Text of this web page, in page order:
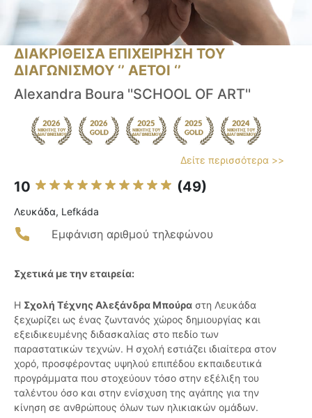
ΔΙΑΚΡΙΘΕΙΣΑ ΕΠΙΧΕΙΡΗΣΗ ΤΟΥ
ΔΙΑΓΩΝΙΣΜΟΥ ‘’ ΑΕΤΟΙ ‘’
Alexandra Boura ''SCHOOL OF ART''
Δείτε περισσότερα >>
10 (49)
Λευκάδα, Lefkáda
Εμφάνιση αριθμού τηλεφώνου
Σχετικά με την εταιρεία:
Η Σχολή Τέχνης Αλεξάνδρα Μπούρα στη Λευκάδα
ξεχωρίζει ως ένας ζωντανός χώρος δημιουργίας και
εξειδικευμένης διδασκαλίας στο πεδίο των
παραστατικών τεχνών. Η σχολή εστιάζει ιδιαίτερα στον
χορό, προσφέροντας υψηλού επιπέδου εκπαιδευτικά
προγράμματα που στοχεύουν τόσο στην εξέλιξη του
ταλέντου όσο και στην ενίσχυση της αγάπης για την
κίνηση σε ανθρώπους όλων των ηλικιακών ομάδων.